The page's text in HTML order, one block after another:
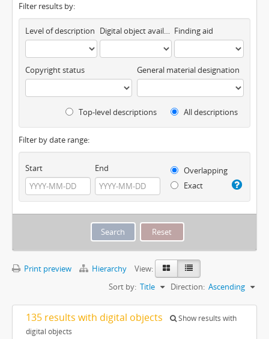
Filter results by:
Level of description Digital object available Finding aid
Copyright status General material designation
Top-level descriptions All descriptions
Filter by date range:
Start End
Overlapping
Exact
Print preview Hierarchy
View:
Sort by: Title Direction: Ascending
135 results with digital objects
Show results with
digital objects